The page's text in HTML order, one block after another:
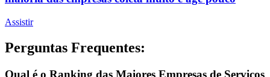
Assistir
Perguntas Frequentes:
Qual é o Ranking das Maiores Empresas de Servicos